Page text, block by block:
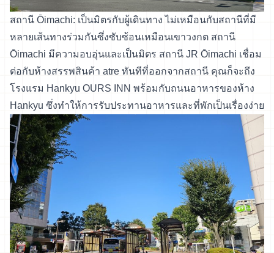
สถานี Ōimachi: เป็นมิตรกับผู้เดินทาง ไม่เหมือนกับสถานีที่มี
หลายเส้นทางร่วมกันซึ่งซับซ้อนเหมือนเขาวงกต สถานี
Ōimachi มีความอบอุ่นและเป็นมิตร สถานี JR Ōimachi เชื่อม
ต่อกับห้างสรรพสินค้า atre ทันทีที่ออกจากสถานี คุณก็จะถึง
โรงแรม Hankyu OURS INN พร้อมกับถนนอาหารของห้าง
Hankyu ซึ่งทำให้การรับประทานอาหารและที่พักเป็นเรื่องง่าย